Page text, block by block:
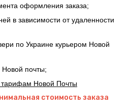
оформления заказа;
в зависимости от удаленности
по Украине курьером Новой
Новой почты;
тарифам Новой Почты
стоимость заказа